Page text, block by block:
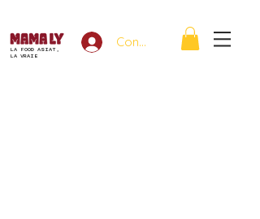
LA FOOD ASIAT,
LA VRAIE
Connexion